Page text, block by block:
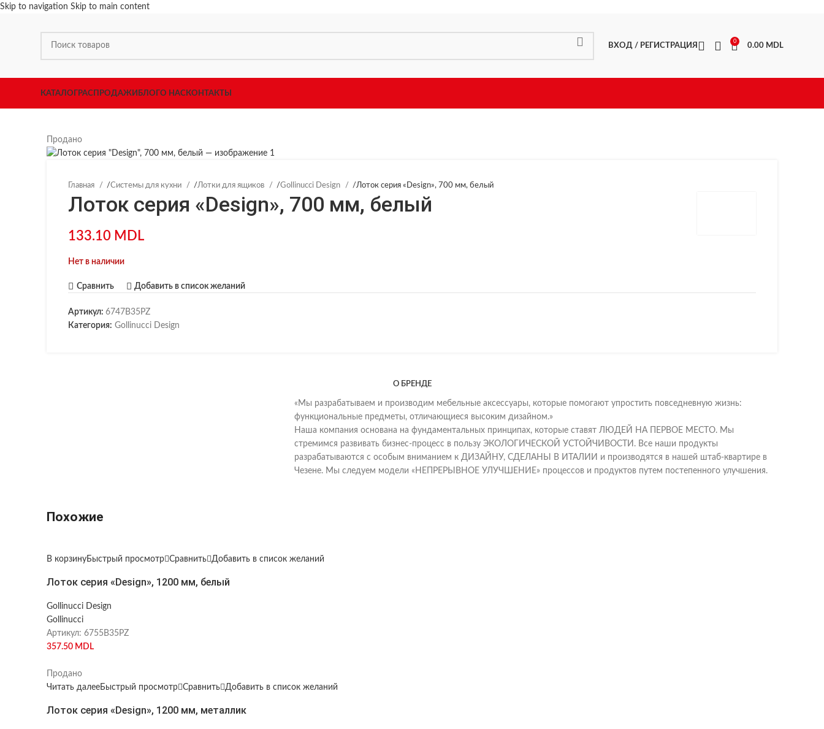
Skip to navigation Skip to main content
ВХОД / РЕГИСТРАЦИЯ
0
0.00 MDL
КАТАЛОГРАСПРОДАЖИ БЛОГО НАСКОНТАКТЫ
Продано
Главная /Системы для кухни /Лотки для ящиков /Gollinucci Design /Лоток серия «Design», 700 мм, белый
Лоток серия «Design», 700 мм, белый
133.10 MDL
Нет в наличии
Сравнить Добавить в список желаний
Артикул: 6747B35PZ
Категория: Gollinucci Design
О БРЕНДЕ
«Мы разрабатываем и производим мебельные аксессуары, которые помогают упростить повседневную жизнь:
функциональные предметы, отличающиеся высоким дизайном.»
Наша компания основана на фундаментальных принципах, которые ставят ЛЮДЕЙ НА ПЕРВОЕ МЕСТО. Мы
стремимся развивать бизнес-процесс в пользу ЭКОЛОГИЧЕСКОЙ УСТОЙЧИВОСТИ. Все наши продукты
разрабатываются с особым вниманием к ДИЗАЙНУ, СДЕЛАНЫ В ИТАЛИИ и производятся в нашей штаб-квартире в
Чезене. Мы следуем модели «НЕПРЕРЫВНОЕ УЛУЧШЕНИЕ» процессов и продуктов путем постепенного улучшения.
Похожие
В корзинуБыстрый просмотр Сравнить Добавить в список желаний
Лоток серия «Design», 1200 мм, белый
Gollinucci Design
Gollinucci
Артикул: 6755B35PZ
357.50 MDL
Продано
Читать далееБыстрый просмотр Сравнить Добавить в список желаний
Лоток серия «Design», 1200 мм, металлик